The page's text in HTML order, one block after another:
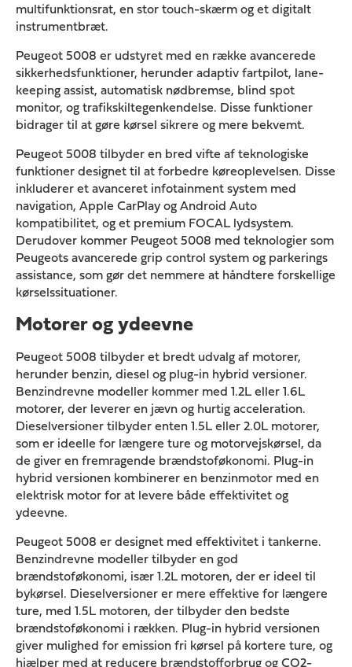
multifunktionsrat, en stor touch-skærm og et digitalt
instrumentbræt.
Peugeot 5008 er udstyret med en række avancerede
sikkerhedsfunktioner, herunder adaptiv fartpilot, lane-
keeping assist, automatisk nødbremse, blind spot
monitor, og trafikskiltegenkendelse. Disse funktioner
bidrager til at gøre kørsel sikrere og mere bekvemt.
Peugeot 5008 tilbyder en bred vifte af teknologiske
funktioner designet til at forbedre køreoplevelsen. Disse
inkluderer et avanceret infotainment system med
navigation, Apple CarPlay og Android Auto
kompatibilitet, og et premium FOCAL lydsystem.
Derudover kommer Peugeot 5008 med teknologier som
Peugeots avancerede grip control system og parkerings
assistance, som gør det nemmere at håndtere forskellige
kørselssituationer.
Motorer og ydeevne
Peugeot 5008 tilbyder et bredt udvalg af motorer,
herunder benzin, diesel og plug-in hybrid versioner.
Benzindrevne modeller kommer med 1.2L eller 1.6L
motorer, der leverer en jævn og hurtig acceleration.
Dieselversioner tilbyder enten 1.5L eller 2.0L motorer,
som er ideelle for længere ture og motorvejskørsel, da
de giver en fremragende brændstoføkonomi. Plug-in
hybrid versionen kombinerer en benzinmotor med en
elektrisk motor for at levere både effektivitet og
ydeevne.
Peugeot 5008 er designet med effektivitet i tankerne.
Benzindrevne modeller tilbyder en god
brændstoføkonomi, især 1.2L motoren, der er ideel til
bykørsel. Dieselversioner er mere effektive for længere
ture, med 1.5L motoren, der tilbyder den bedste
brændstoføkonomi i rækken. Plug-in hybrid versionen
giver mulighed for emission fri kørsel på kortere ture, og
hjælper med at reducere brændstofforbrug og CO2-